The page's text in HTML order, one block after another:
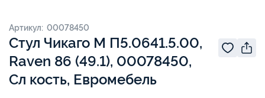
Стул Чикаго М П5.0641.5.00,
Raven 86 (49.1), 00078450,
Сл кость, Евромебель
Артикул: 00078450